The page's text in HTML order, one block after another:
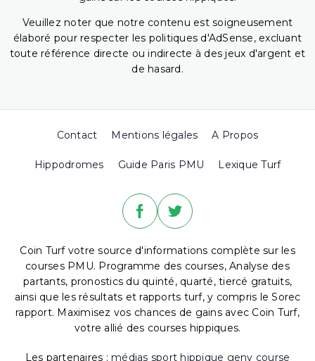
Veuillez noter que notre contenu est soigneusement
élaboré pour respecter les politiques d'AdSense, excluant
toute référence directe ou indirecte à des jeux d'argent et
de hasard.
Contact Mentions légales A Propos
Hippodromes Guide Paris PMU Lexique Turf
Coin Turf votre source d'informations complète sur les
courses PMU. Programme des courses, Analyse des
partants, pronostics du quinté, quarté, tiercé gratuits,
ainsi que les résultats et rapports turf, y compris le Sorec
rapport. Maximisez vos chances de gains avec Coin Turf,
votre allié des courses hippiques.
Les partenaires : médias sport hippique geny course